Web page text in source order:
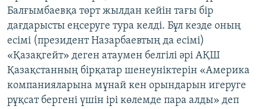
Балғымбаевқа төрт жылдан кейін тағы бір
дағдарысты еңсеруге тура келді. Бұл кезде оның
есімі (президент Назарбаевтың да есімі)
«Қазақгейт» деген атаумен белгілі әрі АҚШ
Қазақстанның бірқатар шенеуніктерін «Америка
компанияларына мұнай кен орындарын игеруге
рұқсат бергені үшін ірі көлемде пара алды» деп